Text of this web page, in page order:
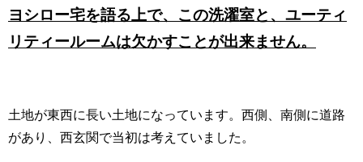
ヨシロー宅を語る上で、この洗濯室と、ユーティ
リティールームは欠かすことが出来ません。
土地が東西に長い土地になっています。西側、南側に道路
があり、西玄関で当初は考えていました。